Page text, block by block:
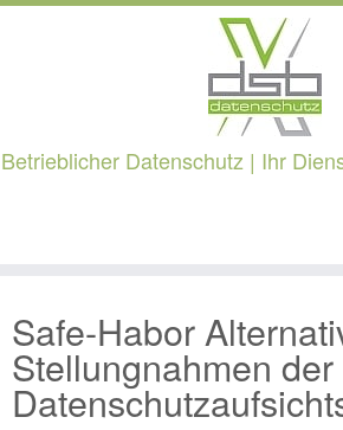
Inhalt
springen
Betrieblicher Datenschutz | Ihr
Safe-Habor
Stellungnahmen der